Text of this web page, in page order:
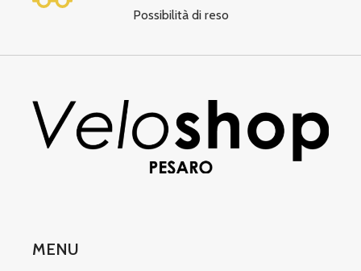
Possibilità di reso
MENU